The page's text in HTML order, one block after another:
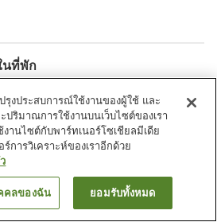
นที่พัก
)
บริการส่งสินค้า
นครมารุกาเมะ
ค้นหาห้องพัก
รุงประสบการณ์ใช้งานของผู้ใช้ และ
ปริมาณการใช้งานบนเว็บไซต์ของเรา
งานไซต์กับพาร์ทเนอร์โซเชียลมีเดีย
การวิเคราะห์ของเราอีกด้วย
คลของฉัน ยอมรับทั้งหมด